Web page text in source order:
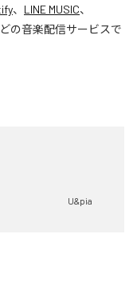
、 LINE MUSIC、
の音楽配信サービスで
U&pia